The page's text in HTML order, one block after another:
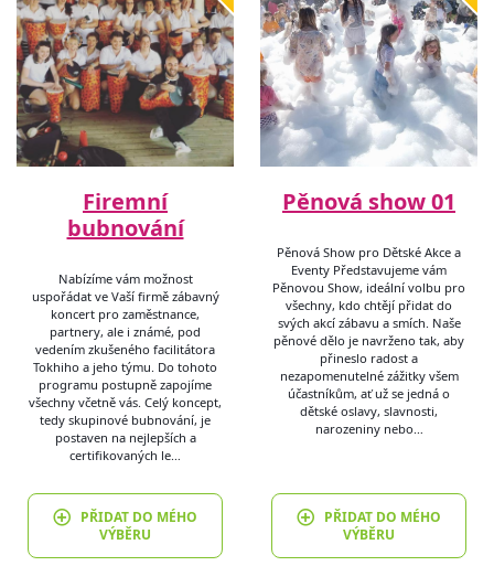
Firemní
bubnování
Nabízíme vám možnost
uspořádat ve Vaší firmě zábavný
koncert pro zaměstnance,
partnery, ale i známé, pod
vedením zkušeného facilitátora
Tokhiho a jeho týmu. Do tohoto
programu postupně zapojíme
všechny včetně vás. Celý koncept,
tedy skupinové bubnování, je
postaven na nejlepších a
certifikovaných le…
PŘIDAT DO MÉHO
VÝBĚRU
Pěnová show 01
Pěnová Show pro Dětské Akce a
Eventy Představujeme vám
Pěnovou Show, ideální volbu pro
všechny, kdo chtějí přidat do
svých akcí zábavu a smích. Naše
pěnové dělo je navrženo tak, aby
přineslo radost a
nezapomenutelné zážitky všem
účastníkům, ať už se jedná o
dětské oslavy, slavnosti,
narozeniny nebo…
PŘIDAT DO MÉHO
VÝBĚRU